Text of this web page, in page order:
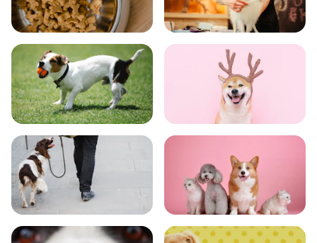
食事 お手入れ
トレーニング グッズ
おでかけ 図鑑